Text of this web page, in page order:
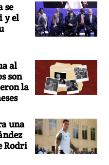
se
y el
al
son
la
una
Rodri